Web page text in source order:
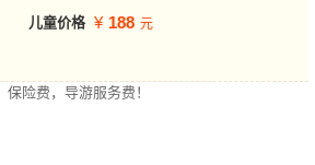
儿童价格 188
险费，导游服务费！